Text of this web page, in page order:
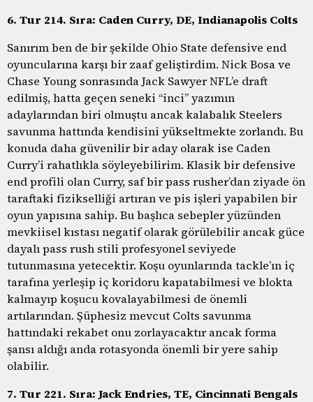
6. Tur 214. Sıra: Caden Curry, DE, Indianapolis Colts
Sanırım ben de bir şekilde Ohio State defensive end
oyuncularına karşı bir zaaf geliştirdim. Nick Bosa ve
Chase Young sonrasında Jack Sawyer NFL’e draft
edilmiş, hatta geçen seneki “inci” yazımın
adaylarından biri olmuştu ancak kalabalık Steelers
savunma hattında kendisini yükseltmekte zorlandı. Bu
konuda daha güvenilir bir aday olarak ise Caden
Curry’i rahatlıkla söyleyebilirim. Klasik bir defensive
end profili olan Curry, saf bir pass rusher’dan ziyade ön
taraftaki fizikselliği artıran ve pis işleri yapabilen bir
oyun yapısına sahip. Bu başlıca sebepler yüzünden
mevkiisel kıstası negatif olarak görülebilir ancak güce
dayalı pass rush stili profesyonel seviyede
tutunmasına yetecektir. Koşu oyunlarında tackle’ın iç
tarafına yerleşip iç koridoru kapatabilmesi ve blokta
kalmayıp koşucu kovalayabilmesi de önemli
artılarından. Şüphesiz mevcut Colts savunma
hattındaki rekabet onu zorlayacaktır ancak forma
şansı aldığı anda rotasyonda önemli bir yere sahip
olabilir.
7. Tur 221. Sıra: Jack Endries, TE, Cincinnati Bengals